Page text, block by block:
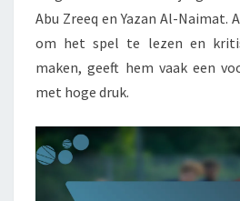
Abu Zreeq en Yazan Al-Naimat.
om het spel te lezen en
maken, geeft hem vaak een
met hoge druk.